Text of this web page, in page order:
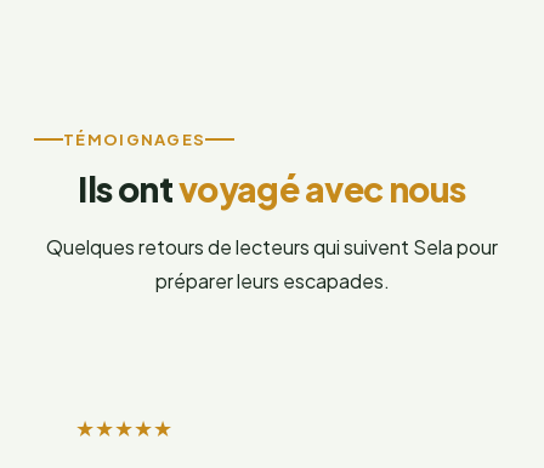
TÉMOIGNAGES
Ils ontvoyagé avec nous
Quelques retours de lecteurs qui suivent Sela pour
préparer leurs escapades.
★★★★★